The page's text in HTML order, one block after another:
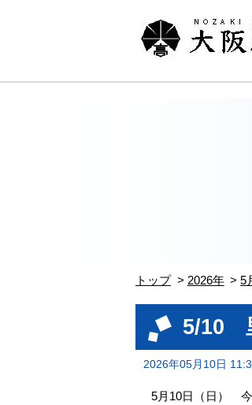
トップ 2026年 5
5/10
2026年05月10日
5月10日（日） 今